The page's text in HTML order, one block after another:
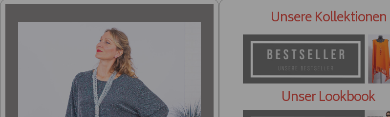
Unsere Kollektionen
Unser Lookbook